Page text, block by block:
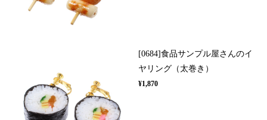
[0684]食品サンプル屋さんのイ
ヤリング（太巻き）
¥1,870